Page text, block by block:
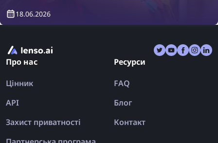
зображення! Дізнайтеся, як знайти одяг,
18.06.2026
Про нас
Цінник
API
Захист приватності
Ресурси
FAQ
Блог
Контакт